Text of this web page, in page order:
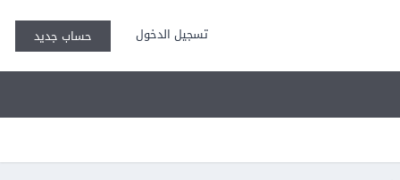
تسجيل الدخول حساب جديد